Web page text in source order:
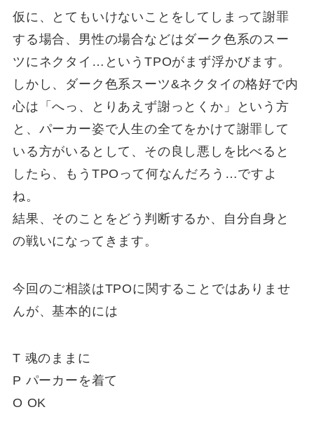
仮に、とてもいけないことをしてしまって謝罪
する場合、男性の場合などはダーク色系のスー
ツにネクタイ…というTPOがまず浮かびます。
しかし、ダーク色系スーツ&ネクタイの格好で内
心は「へっ、とりあえず謝っとくか」という方
と、パーカー姿で人生の全てをかけて謝罪して
いる方がいるとして、その良し悪しを比べると
したら、もうTPOって何なんだろう…ですよ
ね。
結果、そのことをどう判断するか、自分自身と
の戦いになってきます。
今回のご相談はTPOに関することではありませ
んが、基本的には
T 魂のままに
P パーカーを着て
O OK